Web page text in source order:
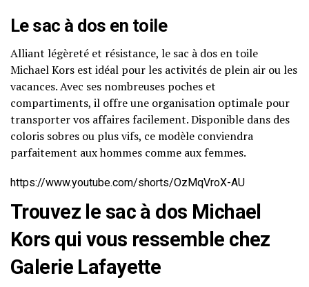
Le sac à dos en toile
Alliant légèreté et résistance, le sac à dos en toile
Michael Kors est idéal pour les activités de plein air ou les
vacances. Avec ses nombreuses poches et
compartiments, il offre une organisation optimale pour
transporter vos affaires facilement. Disponible dans des
coloris sobres ou plus vifs, ce modèle conviendra
parfaitement aux hommes comme aux femmes.
https://www.youtube.com/shorts/OzMqVroX-AU
Trouvez le sac à dos Michael
Kors qui vous ressemble chez
Galerie Lafayette